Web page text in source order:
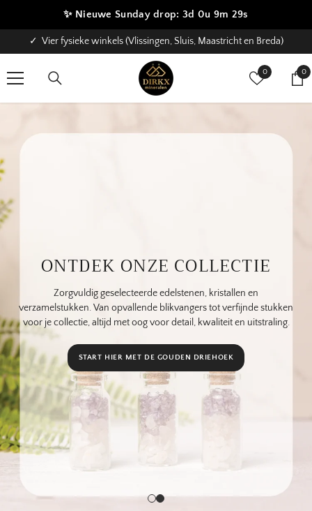
✨ Nieuwe Sunday drop: 3d 0u 9m 28s
✓ Gratis verzending vanaf €50 euro
0Verlanglijstje
0
0
Zet je notificaties aan
ONTDEK ONZE COLLECTIE
Zorgvuldig geselecteerde edelstenen, kristallen en
verzamelstukken. Van opvallende blikvangers tot verfijnde stukken
voor je collectie, altijd met oog voor detail, kwaliteit en uitstraling.
START HIER MET DE GOUDEN DRIEHOEK